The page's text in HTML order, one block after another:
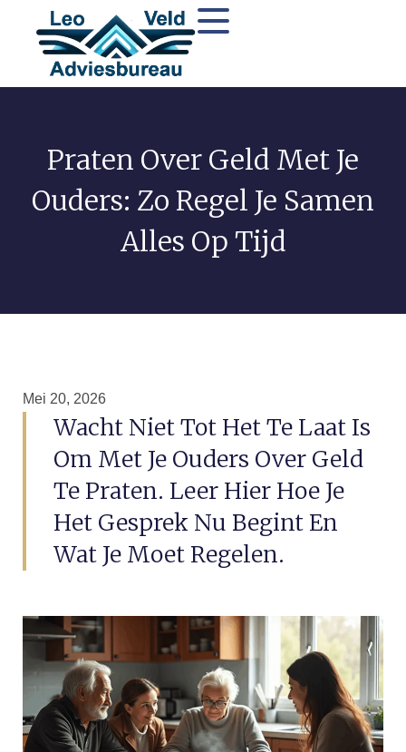
Praten Over Geld Met Je
Ouders: Zo Regel Je Samen
Alles Op Tijd
Mei 20, 2026
Wacht Niet Tot Het Te Laat Is
Om Met Je Ouders Over Geld
Te Praten. Leer Hier Hoe Je
Het Gesprek Nu Begint En
Wat Je Moet Regelen.